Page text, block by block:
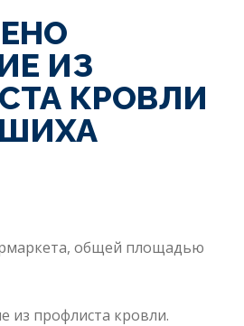
ИЗ
КРОВЛИ
общей площадью
из профлиста кровли.